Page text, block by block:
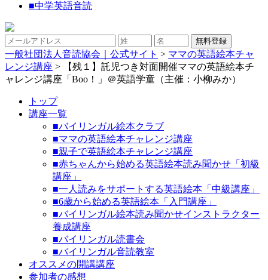
■中学英語音読
一般社団法人音読協会｜公式サイト > ママの英語絵本チャ
レンジ講座 >
【残１】託児つき対面開催ママの英語絵本チ
ャレンジ講座「Boo！」＠英語学童（主催：小柳みか）
トップ
講座一覧
■バイリンガル絵本クラブ
■ママの英語絵本チャレンジ講座
■親子で英語絵本チャレンジ講座
■赤ちゃんから始める英語絵本読み聞かせ「初級
講座」
■一人読みをサポートする英語絵本「中級講座」
■6歳から始める英語絵本「入門講座」
■バイリンガル絵本読み聞かせインストラクター
養成講座
■バイリンガル読書会
■バイリンガル音読教室
オススメの開講講座
参加者の感想